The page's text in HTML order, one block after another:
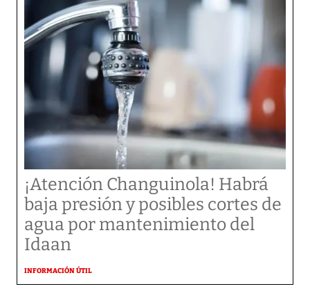
¡Atención Changuinola! Habrá
baja presión y posibles cortes de
agua por mantenimiento del
Idaan
INFORMACIÓN ÚTIL